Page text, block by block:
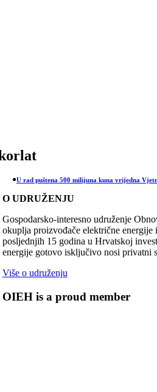
U rad puštena 500 milijuna kuna vrijedna
O UDRUŽENJU
Gospodarsko-interesno udruženje
okuplja proizvođače električne
posljednjih 15 godina u Hrvatskoj
energije gotovo isključivo nosi privatni
Više o udruženju
OIEH is a proud member